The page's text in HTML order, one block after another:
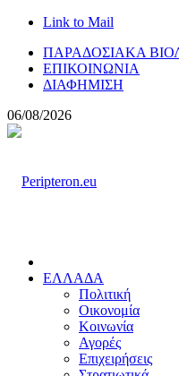
Link to Mail
ΠΑΡΑΔΟΣΙΑΚΑ
ΕΠΙΚΟΙΝΩΝΙΑ
ΔΙΑΦΗΜΙΣΗ
06/08/2026
ΕΛΛΑΔΑ
Πολιτική
Οικονομία
Κοινωνία
Αγορές
Επιχειρήσεις